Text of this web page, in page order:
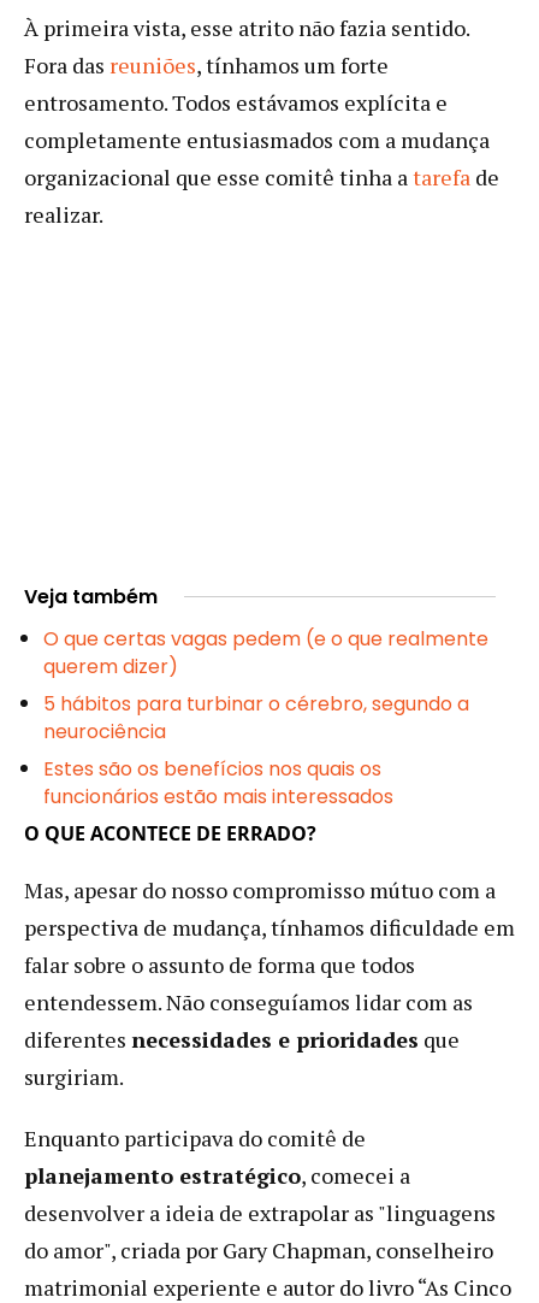
À primeira vista, esse atrito não fazia sentido.
Fora das reuniões, tínhamos um forte
entrosamento. Todos estávamos explícita e
completamente entusiasmados com a mudança
organizacional que esse comitê tinha atarefa de
realizar.
Veja também
O que certas vagas pedem (e o que realmente
querem dizer)
5 hábitos para turbinar o cérebro, segundo a
neurociência
Estes são os benefícios nos quais os
funcionários estão mais interessados
O QUE ACONTECE DE ERRADO?
Mas, apesar do nosso compromisso mútuo com a
perspectiva de mudança, tínhamos dificuldade em
falar sobre o assunto de forma que todos
entendessem. Não conseguíamos lidar com as
diferentes necessidades e prioridades que
surgiriam.
Enquanto participava do comitê de
planejamento estratégico, comecei a
desenvolver a ideia de extrapolar as "linguagens
do amor", criada por Gary Chapman, conselheiro
matrimonial experiente e autor do livro “As Cinco